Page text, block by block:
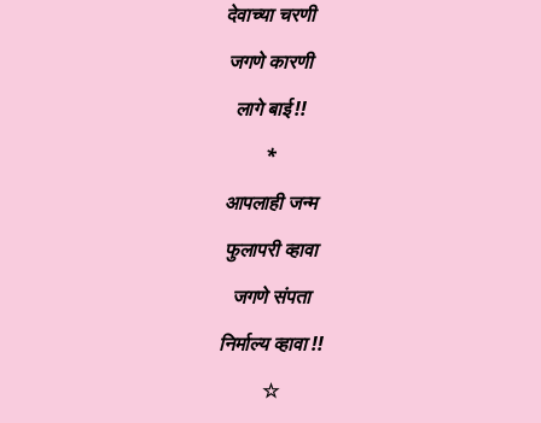
देवाच्या चरणी
जगणे कारणी
लागे बाई !!
*
आपलाही जन्म
फुलापरी व्हावा
जगणे संपता
निर्माल्य व्हावा !!
☆